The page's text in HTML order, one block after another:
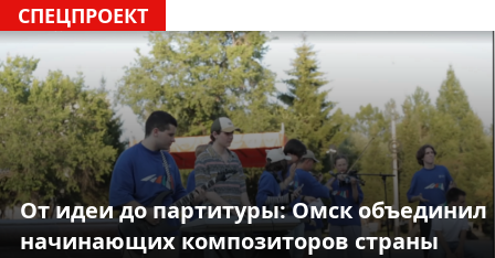
СПЕЦПРОЕКТ
От идеи до партитуры: Омск объединил
начинающих композиторов страны